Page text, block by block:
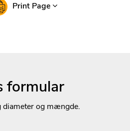
Print Page
formular
og mængde.